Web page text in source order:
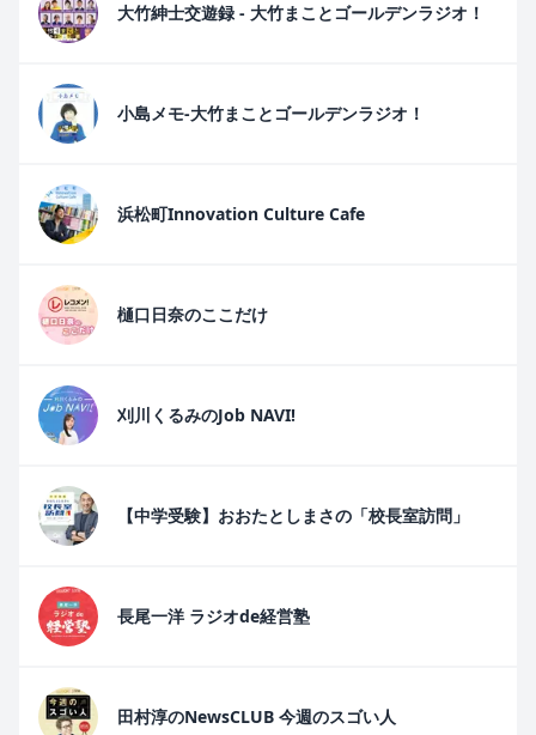
大竹紳士交遊録 - 大竹まことゴールデンラジオ！
小島メモ-大竹まことゴールデンラジオ！
浜松町Innovation Culture Cafe
樋口日奈のここだけ
刈川くるみのJob NAVI!
【中学受験】おおたとしまさの「校長室訪問」
長尾一洋 ラジオde経営塾
田村淳のNewsCLUB 今週のスゴい人